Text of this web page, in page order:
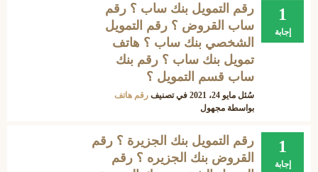
1
إجابة
رقم التمويل بنك ساب ؟ رقم
ساب القروض ؟ رقم التمويل
الشخصي بنك ساب ؟ هاتف
تمويل بنك ساب ؟ رقم بنك
ساب قسم التمويل ؟
سُئل مايو 24، 2021 في تصنيف رقم هاتف
بواسطة مجهول
1
إجابة
رقم التمويل بنك الجزيرة ؟ رقم
القروض بنك الجزيره ؟ رقم